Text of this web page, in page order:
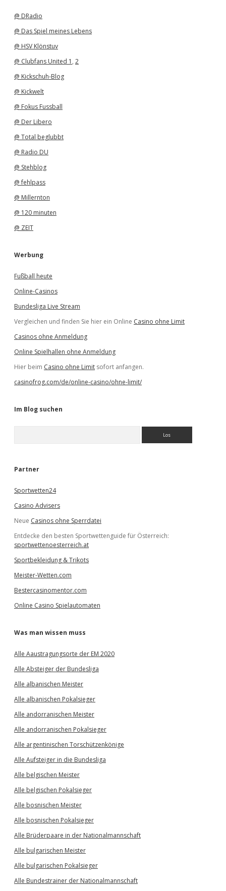
@ DRadio
@ Das Spiel meines Lebens
@ HSV Klönstuv
@ Clubfans United 1 , 2
@ Kickschuh-Blog
@ Kickwelt
@ Fokus Fussball
@ Der Libero
@ Total beglubbt
@ Radio DU
@ Stehblog
@ fehlpass
@ Millernton
@ 120 minuten
@ ZEIT
Werbung
Fußball heute
Online-Casinos
Bundesliga Live Stream
Vergleichen und finden Sie hier ein Online Casino ohne Limit
Casinos ohne Anmeldung
Online Spielhallen ohne Anmeldung
Hier beim Casino ohne Limit sofort anfangen.
casinofrog.com/de/online-casino/ohne-limit/
Im Blog suchen
e
Partner
Sportwetten24
Casino Advisers
Neue Casinos ohne Sperrdatei
Entdecke den besten Sportwettenguide für Österreich:
sportwettenoesterreich.at
Sportbekleidung & Trikots
Meister-Wetten.com
Bestercasinomentor.com
Online Casino Spielautomaten
Was man wissen muss
Alle Aaustragungsorte der EM 2020
Alle Absteiger der Bundesliga
Alle albanischen Meister
Alle albanischen Pokalsieger
Alle andorranischen Meister
Alle andorranischen Pokalsieger
Alle argentinischen Torschützenkönige
Alle Aufsteiger in die Bundesliga
Alle belgischen Meister
Alle belgischen Pokalsieger
Alle bosnischen Meister
Alle bosnischen Pokalsieger
Alle Brüderpaare in der Nationalmannschaft
Alle bulgarischen Meister
Alle bulgarischen Pokalsieger
Alle Bundestrainer der Nationalmannschaft